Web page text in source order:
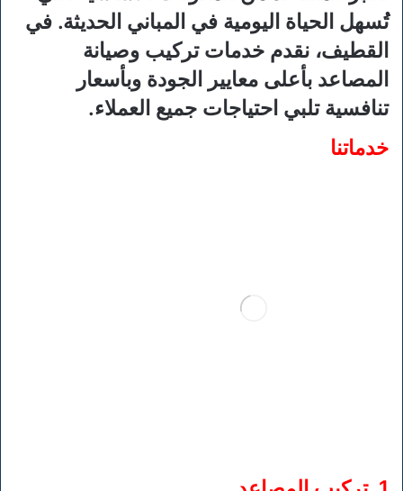
تُسهل الحياة اليومية في المباني الحديثة. في
القطيف، نقدم خدمات تركيب وصيانة
المصاعد بأعلى معايير الجودة وبأسعار
تنافسية تلبي احتياجات جميع العملاء.
خدماتنا